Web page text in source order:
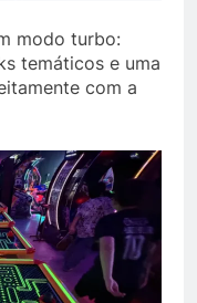
modo turbo:
temáticos e uma
com a